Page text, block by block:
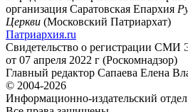
организация Саратовская Епархия
Церкви (Московский Патриархат)
Патриархия.ru
Свидетельство о регистрации СМИ
от 07 апреля 2022 г (Роскомнадзор)
Главный редактор Сапаева Елена
© 2004-2026
Информационно-издательский